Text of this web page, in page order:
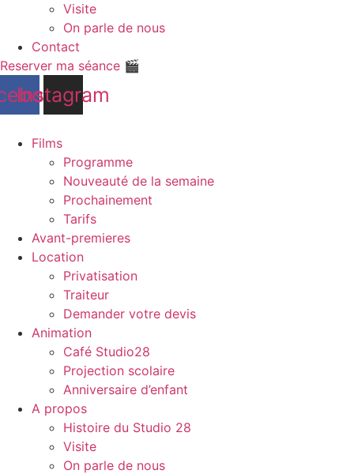
Visite
On parle de nous
Contact
Reserver ma séance 🎬
Instagram
Films
Programme
Nouveauté de la semaine
Prochainement
Tarifs
Avant-premieres
Location
Privatisation
Traiteur
Demander votre devis
Animation
Café Studio28
Projection scolaire
Anniversaire d’enfant
A propos
Histoire du Studio 28
Visite
On parle de nous